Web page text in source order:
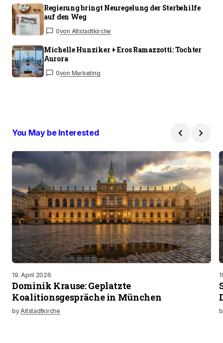
Regierung bringt Neuregelung der Sterbehilfe
auf den Weg
0von Altstadtkirche
Michelle Hunziker + Eros Ramazzotti: Tochter
Aurora
0von Marketing
You May be Interested
19. April 2026
Dominik Krause: Geplatzte
Koalitionsgespräche in München
byAltstadtkirche